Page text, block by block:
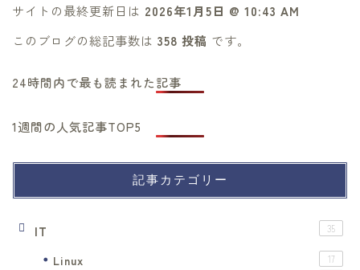
サイトの最終更新日は 2026年1月5日 @ 10:43 AM
このブログの総記事数は 358 投稿 です。
24時間内で最も読まれた記事
1週間の人気記事TOP5
記事カテゴリー
IT 35
Linux 17